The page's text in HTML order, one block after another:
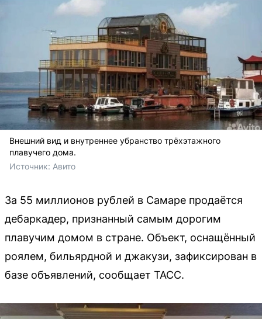
Внешний вид и внутреннее убранство трёхэтажного
плавучего дома.
Источник: Авито
За 55 миллионов рублей в Самаре продаётся
дебаркадер, признанный самым дорогим
плавучим домом в стране. Объект, оснащённый
роялем, бильярдной и джакузи, зафиксирован в
базе объявлений, сообщает ТАСС.